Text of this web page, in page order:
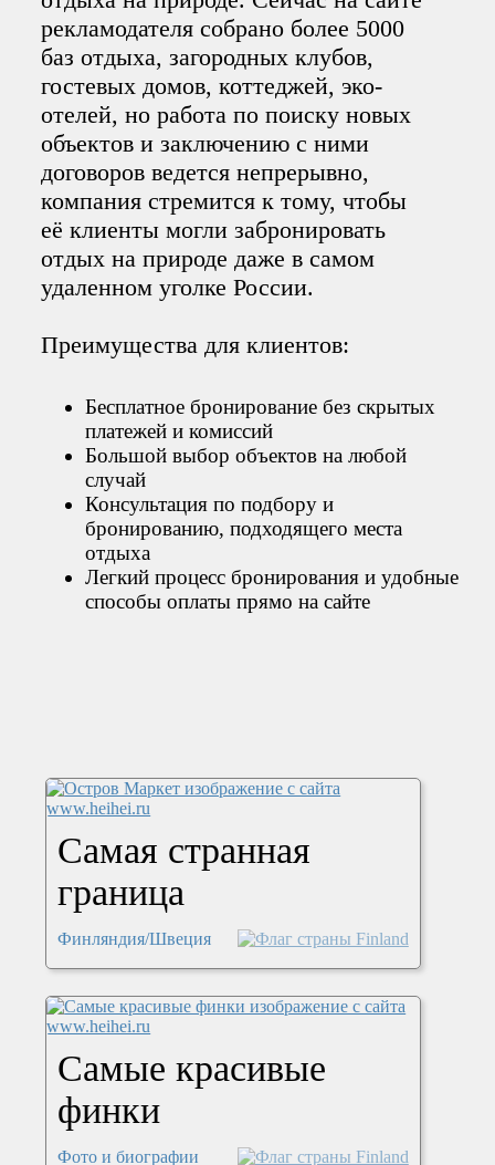
рекламодателя собрано более 5000
баз отдыха, загородных клубов,
гостевых домов, коттеджей, эко-
отелей, но работа по поиску новых
объектов и заключению с ними
договоров ведется непрерывно,
компания стремится к тому, чтобы
её клиенты могли забронировать
отдых на природе даже в самом
удаленном уголке России.
Преимущества для клиентов:
Бесплатное бронирование без скрытых
платежей и комиссий
Большой выбор объектов на любой
случай
Консультация по подбору и
бронированию, подходящего места
отдыха
Легкий процесс бронирования и удобные
способы оплаты прямо на сайте
Самая странная
граница
Финляндия/Швеция
Самые красивые
финки
Фото и биографии